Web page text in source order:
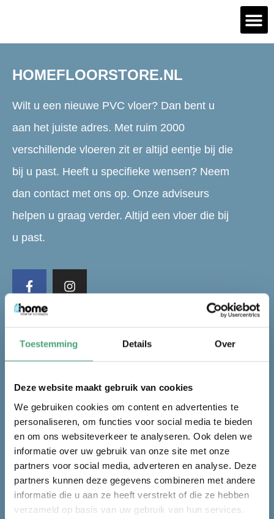
Toestemming Details Over
Deze website maakt gebruik van cookies
We gebruiken cookies om content en advertenties te
personaliseren, om functies voor social media te bieden
en om ons websiteverkeer te analyseren. Ook delen we
informatie over uw gebruik van onze site met onze
partners voor social media, adverteren en analyse. Deze
partners kunnen deze gegevens combineren met andere
informatie die u aan ze heeft verstrekt of die ze hebben
verzameld op basis van uw gebruik van hun services.
HOMEFLOORSTORE.NL
Wilt u een nieuwe PVC vloer? Dan bent u
aan het juiste adres. Met ruim 2000
verschillende vloeren zit er altijd eentje bij die
bij u past. Heeft u specifieke wensen? Neem
dan contact met ons op. Onze adviseurs
helpen u graag verder. Altijd een vloer die bij
u past.
Home Interior Concepts
2741 PA, Waddinxveen
018 22 32 711
info@homefloorstore.nl
KvK nummer: 84790873